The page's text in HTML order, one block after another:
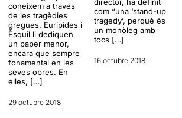
coneixem a través
de les tragèdies
gregues. Eurípides i
Èsquil li dediquen
un paper menor,
encara que sempre
fonamental en les
seves obres. En
elles, […]
29 octubre 2018
com “una ‘stand-up
tragedy’, perquè és
un monòleg amb
tocs […]
16 octubre 2018